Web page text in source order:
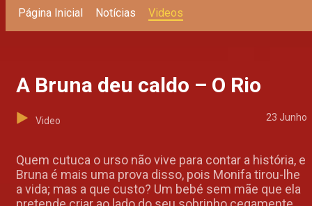
Página Inicial Notícias Videos
A Bruna deu caldo – O Rio
Video 23 Junho
Quem cutuca o urso não vive para contar a história, e
Bruna é mais uma prova disso, pois Monifa tirou-lhe
a vida; mas a que custo? Um bebé sem mãe que ela